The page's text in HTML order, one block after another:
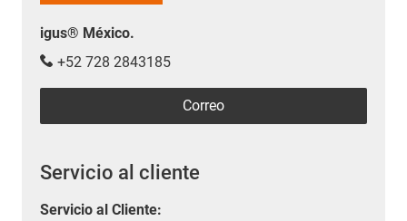
igus® México.
+52 728 2843185
Correo
Servicio al cliente
Servicio al Cliente: